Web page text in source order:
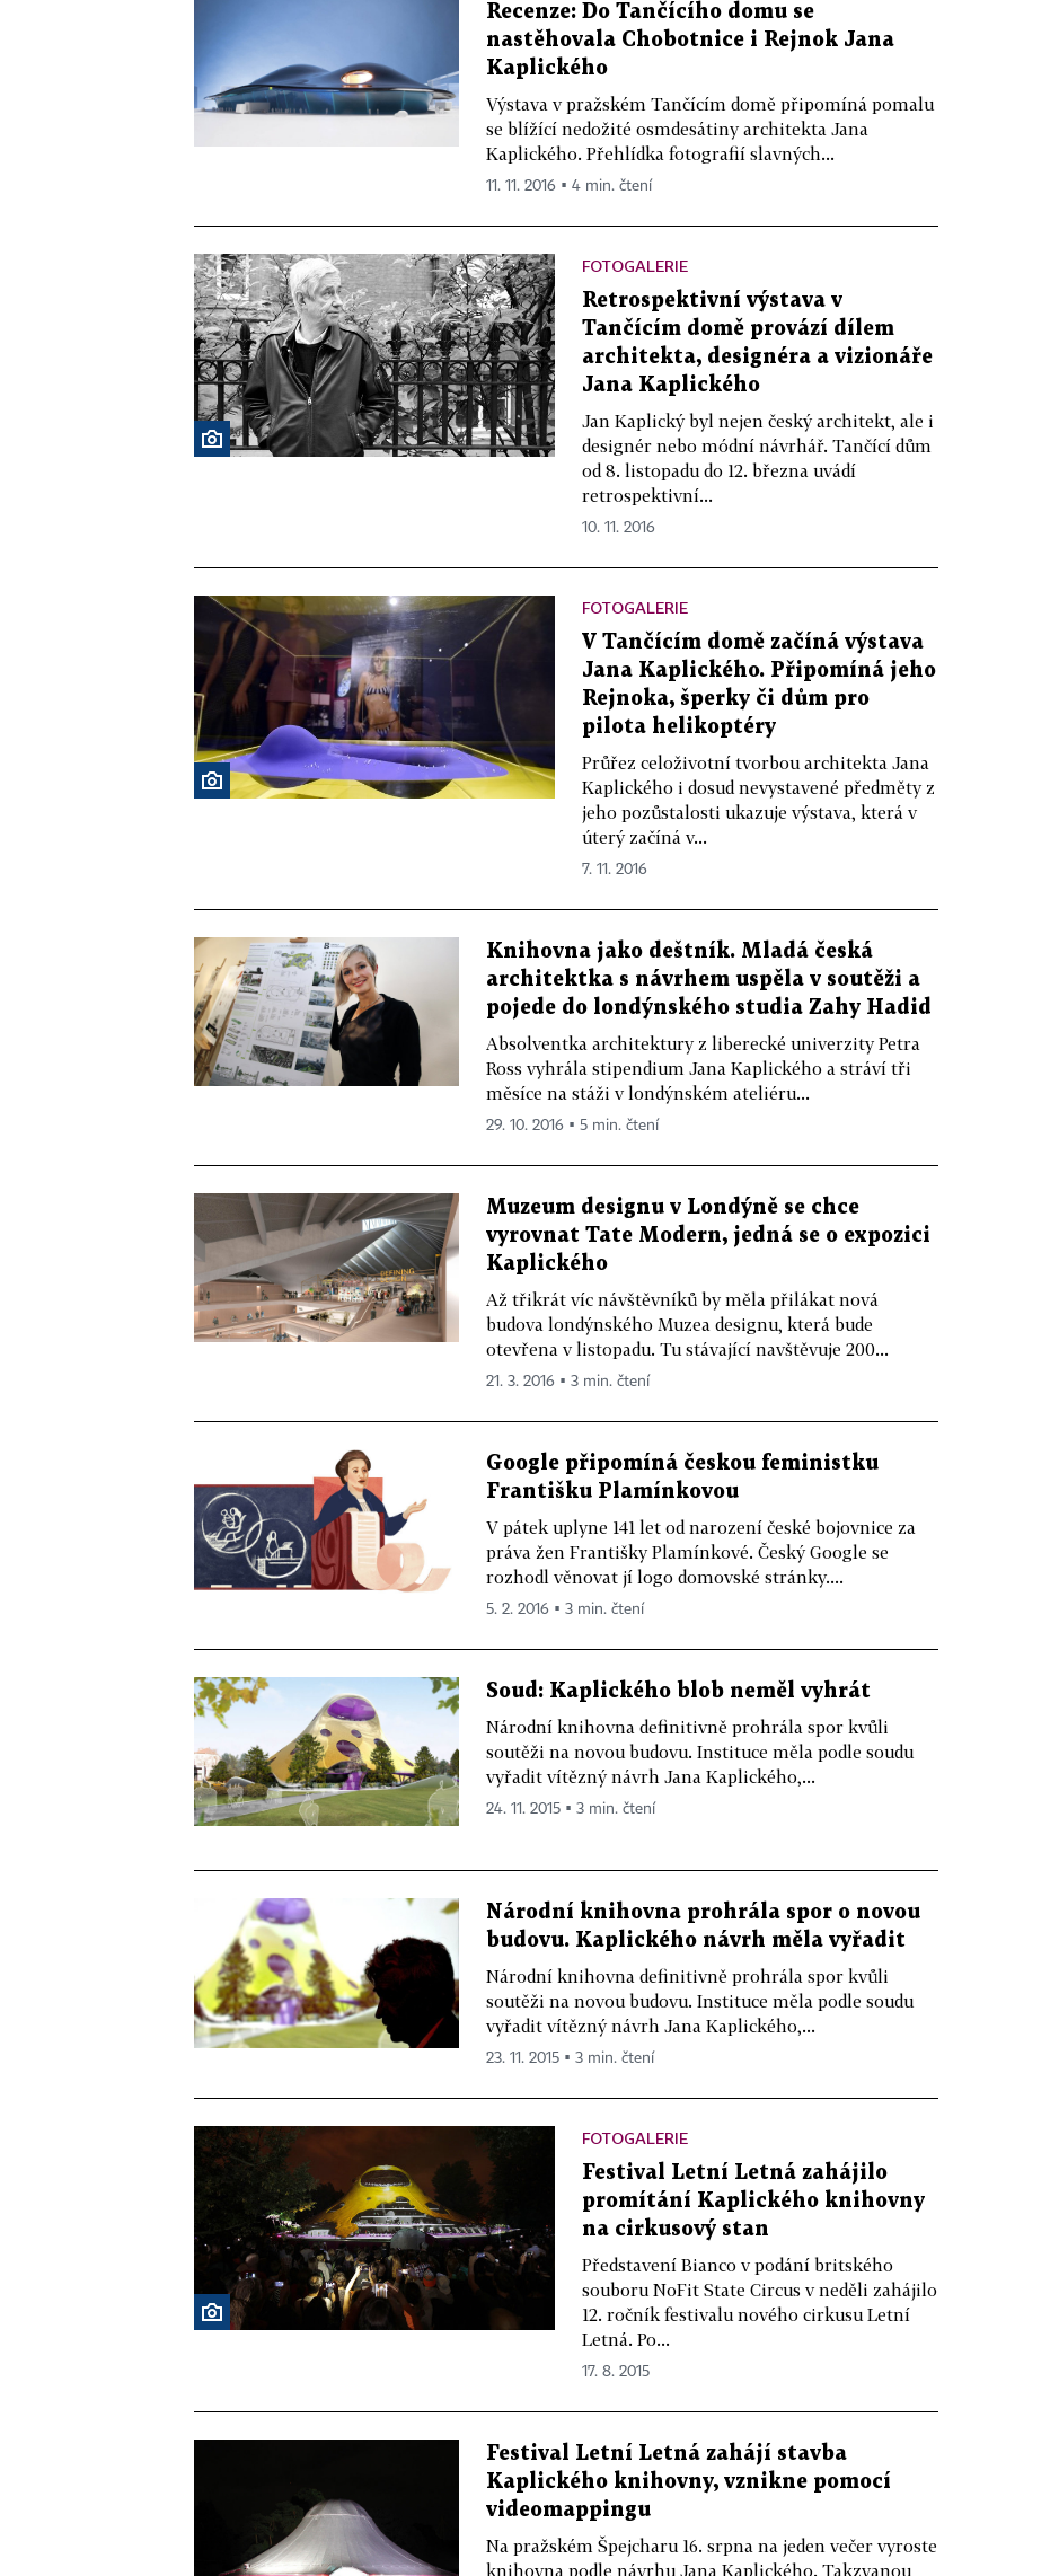
Recenze: Do Tančícího domu se
nastěhovala Chobotnice i Rejnok Jana
Kaplického
Výstava v pražském Tančícím domě připomíná pomalu
se blížící nedožité osmdesátiny architekta Jana
Kaplického. Přehlídka fotografií slavných...
11. 11. 2016 ▪ 4 min. čtení
FOTOGALERIE
Retrospektivní výstava v
Tančícím domě provází dílem
architekta, designéra a vizionáře
Jana Kaplického
Jan Kaplický byl nejen český architekt, ale i
designér nebo módní návrhář. Tančící dům
od 8. listopadu do 12. března uvádí
retrospektivní...
10. 11. 2016
FOTOGALERIE
V Tančícím domě začíná výstava
Jana Kaplického. Připomíná jeho
Rejnoka, šperky či dům pro
pilota helikoptéry
Průřez celoživotní tvorbou architekta Jana
Kaplického i dosud nevystavené předměty z
jeho pozůstalosti ukazuje výstava, která v
úterý začíná v...
7. 11. 2016
Knihovna jako deštník. Mladá česká
architektka s návrhem uspěla v soutěži a
pojede do londýnského studia Zahy Hadid
Absolventka architektury z liberecké univerzity Petra
Ross vyhrála stipendium Jana Kaplického a stráví tři
měsíce na stáži v londýnském ateliéru...
29. 10. 2016 ▪ 5 min. čtení
Muzeum designu v Londýně se chce
vyrovnat Tate Modern, jedná se o expozici
Kaplického
Až třikrát víc návštěvníků by měla přilákat nová
budova londýnského Muzea designu, která bude
otevřena v listopadu. Tu stávající navštěvuje 200...
21. 3. 2016 ▪ 3 min. čtení
Google připomíná českou feministku
Františku Plamínkovou
V pátek uplyne 141 let od narození české bojovnice za
práva žen Františky Plamínkové. Český Google se
rozhodl věnovat jí logo domovské stránky....
5. 2. 2016 ▪ 3 min. čtení
Soud: Kaplického blob neměl vyhrát
Národní knihovna definitivně prohrála spor kvůli
soutěži na novou budovu. Instituce měla podle soudu
vyřadit vítězný návrh Jana Kaplického,...
24. 11. 2015 ▪ 3 min. čtení
Národní knihovna prohrála spor o novou
budovu. Kaplického návrh měla vyřadit
Národní knihovna definitivně prohrála spor kvůli
soutěži na novou budovu. Instituce měla podle soudu
vyřadit vítězný návrh Jana Kaplického,...
23. 11. 2015 ▪ 3 min. čtení
FOTOGALERIE
Festival Letní Letná zahájilo
promítání Kaplického knihovny
na cirkusový stan
Představení Bianco v podání britského
souboru NoFit State Circus v neděli zahájilo
12. ročník festivalu nového cirkusu Letní
Letná. Po...
17. 8. 2015
Festival Letní Letná zahájí stavba
Kaplického knihovny, vznikne pomocí
videomappingu
Na pražském Špejcharu 16. srpna na jeden večer vyroste
knihovna podle návrhu Jana Kaplického. Takzvanou